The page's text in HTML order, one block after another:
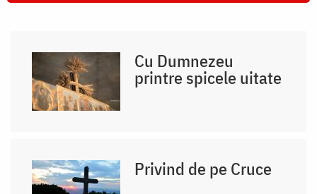
Cu Dumnezeu
printre spicele uitate
Privind de pe Cruce